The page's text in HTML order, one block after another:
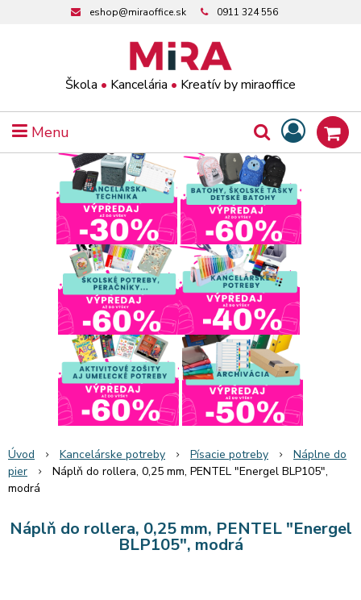
Škola • Kancelária • Kreatív by miraoffice
eshop@miraoffice.sk 0911 324 556
Menu
Úvod Kancelárske potreby Písacie potreby
Náplne do
pier
Náplň do rollera, 0,25 mm, PENTEL "Energel BLP105",
modrá
Náplň do rollera, 0,25 mm, PENTEL "Energel
BLP105", modrá